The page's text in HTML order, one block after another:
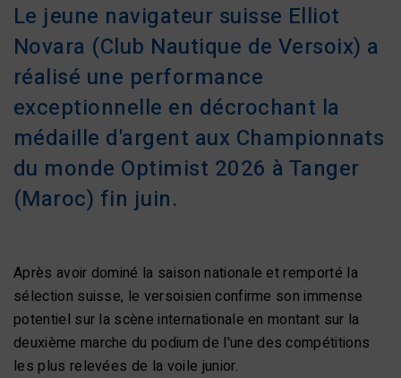
Le jeune navigateur suisse Elliot
Novara (Club Nautique de Versoix) a
réalisé une performance
exceptionnelle en décrochant la
médaille d'argent aux Championnats
du monde Optimist 2026 à Tanger
(Maroc) fin juin.
Après avoir dominé la saison nationale et remporté la
sélection suisse, le versoisien confirme son immense
potentiel sur la scène internationale en montant sur la
deuxième marche du podium de l'une des compétitions
les plus relevées de la voile junior.